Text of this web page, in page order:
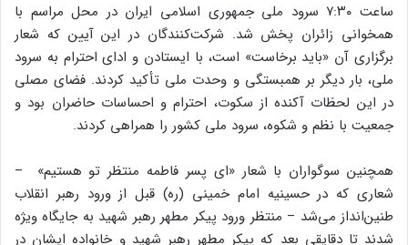
ساعت ۷:۳۰ سرود ملی جمهوری اسلامی ایران در محل مراسم با
همخوانی زائران پخش شد. شرکت‌کنندگان در این آیین که شعار
برگزاری آن «باید برخاست» است، با ایستادن و ادای احترام به سرود
ملی، بار دیگر بر همبستگی و وحدت ملی تأکید کردند. فضای مصلی
در این لحظات آکنده از سکوت، احترام و احساسات حاضران بود و
جمعیت با نظم و شکوه، سرود ملی کشور را همراهی کردند.
همچنین سوگواران با شعار «ای پسر فاطمه منتظر تو هستیم» –
شعاری که در حسینیه امام خمینی (ره) قبل از ورود رهبر انقلاب
طنین‌انداز می‌شد – منتظر ورود پیکر مطهر رهبر شهید به جایگاه ویژه
شدند تا دقایقی بعد که پیکر مطهر رهبر شهید و خانواده ایشان در